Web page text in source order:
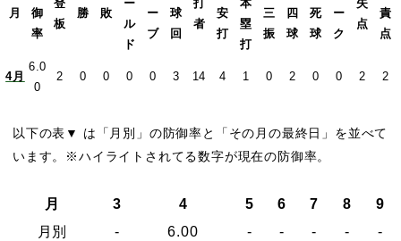
月
御
率
登
板
勝 敗
ー
ル
ド
ー
ブ
球
回
打
者
安
打
本
塁
打
三
振
四
球
死
球
ー
ク
失
点
責
点
4月
6.0
0
2 0 0 0 0 3 14 4 1 0 2 0 0 2 2
以下の表▼ は「月別」の防御率と「その月の最終日」を並べて
います。※ハイライトされてる数字が現在の防御率。
月 3 4 5 6 7 8
9
月別
- 6.00 - - - -
-